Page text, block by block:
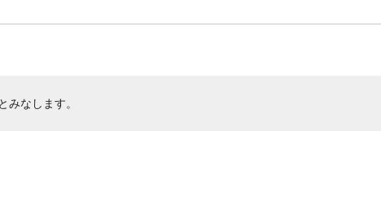
みなします。